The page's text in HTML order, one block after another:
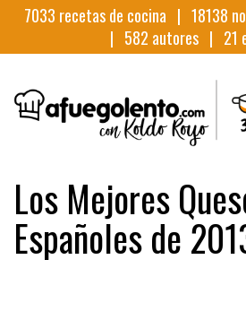
7033 recetas de cocina | 18138
| 582 autores | 21
Los Mejores
Españoles de